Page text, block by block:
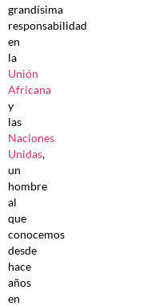
grandísima
responsabilidad
en
la
Unión
Africana
y
las
Naciones
Unidas,
un
hombre
al
que
conocemos
desde
hace
años
en